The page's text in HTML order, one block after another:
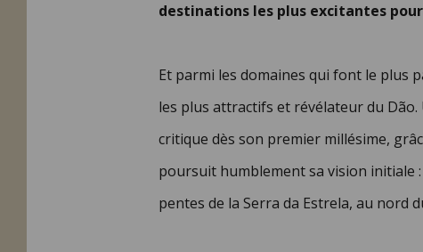
destinations les plus excitantes
Et parmi les domaines qui font le plus
les plus attractifs et révélateur du
critique dès son premier millésime,
poursuit humblement sa vision initiale
pentes de la Serra da Estrela, au nord